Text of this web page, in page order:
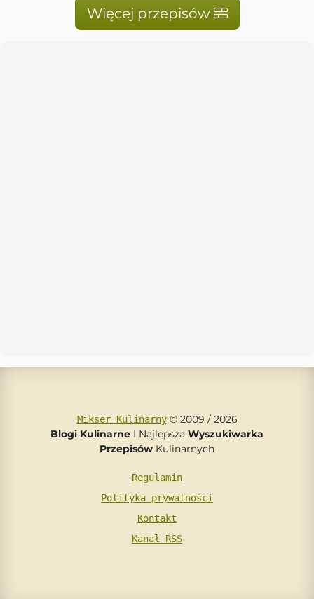
Więcej przepisów
Mikser Kulinarny© 2009 / 2026
Blogi Kulinarne I Najlepsza Wyszukiwarka
Przepisów Kulinarnych
Regulamin
Polityka prywatności
Kontakt
Kanał RSS